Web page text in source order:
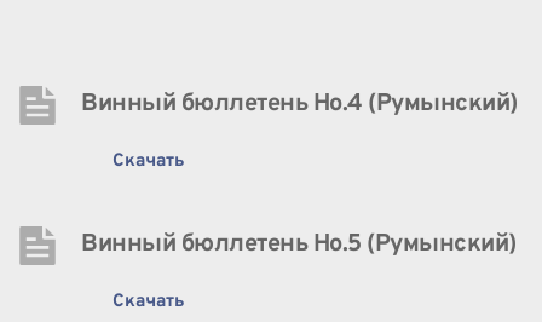
Винный бюллетень Нo.4 (Румынский)
Скачать
Винный бюллетень Нo.5 (Румынский)
Скачать